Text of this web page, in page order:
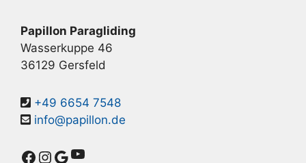
Papillon Paragliding
Wasserkuppe 46
36129 Gersfeld
+49 6654 7548
info@papillon.de
Facebook
Instagram
Google